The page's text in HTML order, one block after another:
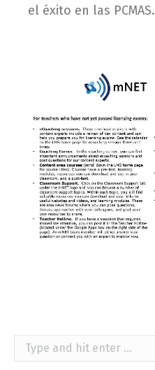
el éxito en las PCMAS.
Search: